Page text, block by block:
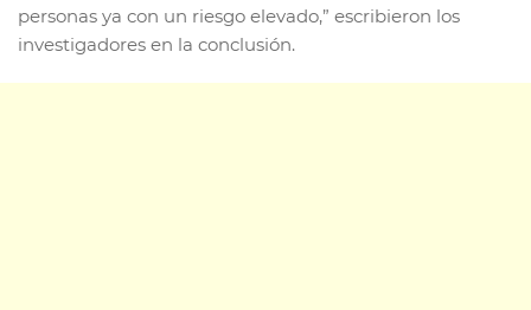
personas ya con un riesgo elevado,” escribieron los
investigadores en la conclusión.